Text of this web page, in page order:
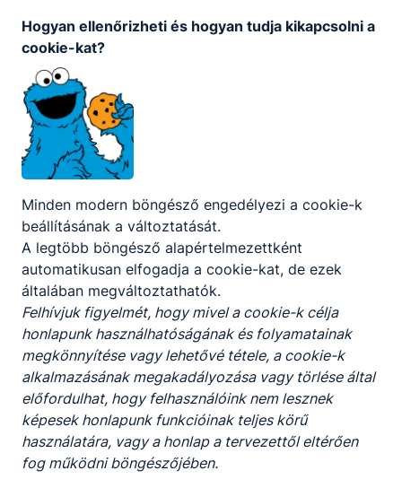
ISKOLASPECIFIKUS INFORMÁCIÓK A KÉPZÉSHEZ
!!!Gyógyszertári asszisztens
asszisztens
📆 KÉPZÉS DÁTUMAI
Képzés időtartama: 1,5 év
Beiratkozás: 2026. augusztus 26. 14:00-17:00
Szükséges dokumentumok, amelyekből azeredeti
és másolat islegyen Önnél:
személyazonosító igazolvány (mindkét oldala)
lakcímkártya
adóigazolvány
TAJ kártya
a képzéshez szükséges végzettség
bizonyítványa
1 éven belüli t üdőszűrő vizsgálat, széklet
vizsgálat, Lues szerológia, anti HCV, oltási
könyv vagy Hep.B védőoltást igazoló
dokumentum, labor vizsgálat (vérkép,
májfunkció, vércukor, koleszterin, TSH, ált.
Hogyan ellenőrizheti és hogyan tudja kikapcsolni a
cookie-kat?
Minden modern böngésző engedélyezi a cookie-k
beállításának a változtatását.
A legtöbb böngésző alapértelmezettként
automatikusan elfogadja a cookie-kat, de ezek
általában megváltoztathatók.
Felhívjuk figyelmét, hogy mivel a cookie-k célja
honlapunk használhatóságának és folyamatainak
megkönnyítése vagy lehetővé tétele, a cookie-k
alkalmazásának megakadályozása vagy törlése által
előfordulhat, hogy felhasználóink nem lesznek
képesek honlapunk funkcióinak teljes körű
használatára, vagy a honlap a tervezettől eltérően
fog működni böngészőjében.